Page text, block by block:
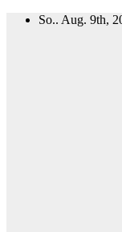
Zum
So.. Aug. 9th,